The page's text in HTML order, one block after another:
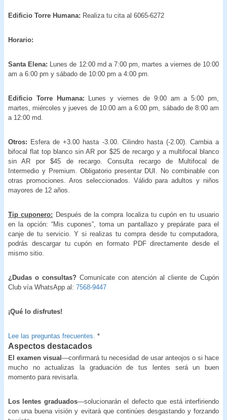
Edificio Torre Humana: Realiza tu cita al 6065-6272
Horario:
Santa Elena: Lunes de 12:00 md a 7:00 pm, martes a viernes de 10:00
am a 6:00 pm y sábado de 10:00 pm a 4:00 pm.
Edificio Torre Humana: Lunes y viernes de 9:00 am a 5:00 pm,
martes, miércoles y jueves de 10:00 am a 6:00 pm, sábado de 8:00 am
a 12:00 md.
Otros: Esfera de +3.00 hasta -3.00. Cilindro hasta (-2.00). Cambia a
bifocal flat top blanco sin AR por $25 de recargo y a multifocal blanco
sin AR por $45 de recargo. Consulta recargo de Multifocal de
Intermedio y Premium. Obligatorio presentar DUI. No combinable con
otras promociones. Aros seleccionados. Válido para adultos y niños
mayores de 12 años.
Tip cuponero: Después de la compra localiza tu cupón en tu usuario
en la opción: “Mis cupones”, toma un pantallazo y prepárate para el
canje de tu servicio. Y si realizas tu compra desde tu computadora,
podrás descargar tu cupón en formato PDF directamente desde el
mismo sitio.
¿Dudas o consultas? Comunícate con atención al cliente de Cupón
Club vía WhatsApp al: 7568-9447
¡Qué lo disfrutes!
Lee las preguntas frecuentes. *
Aspectos destacados
El examen visual—confirmará tu necesidad de usar anteojos o si hace
mucho no actualizas la graduación de tus lentes será un buen
momento para revisarla.
Los lentes graduados—solucionarán el defecto que está interfiriendo
con una buena visión y evitará que continúes desgastando y forzando